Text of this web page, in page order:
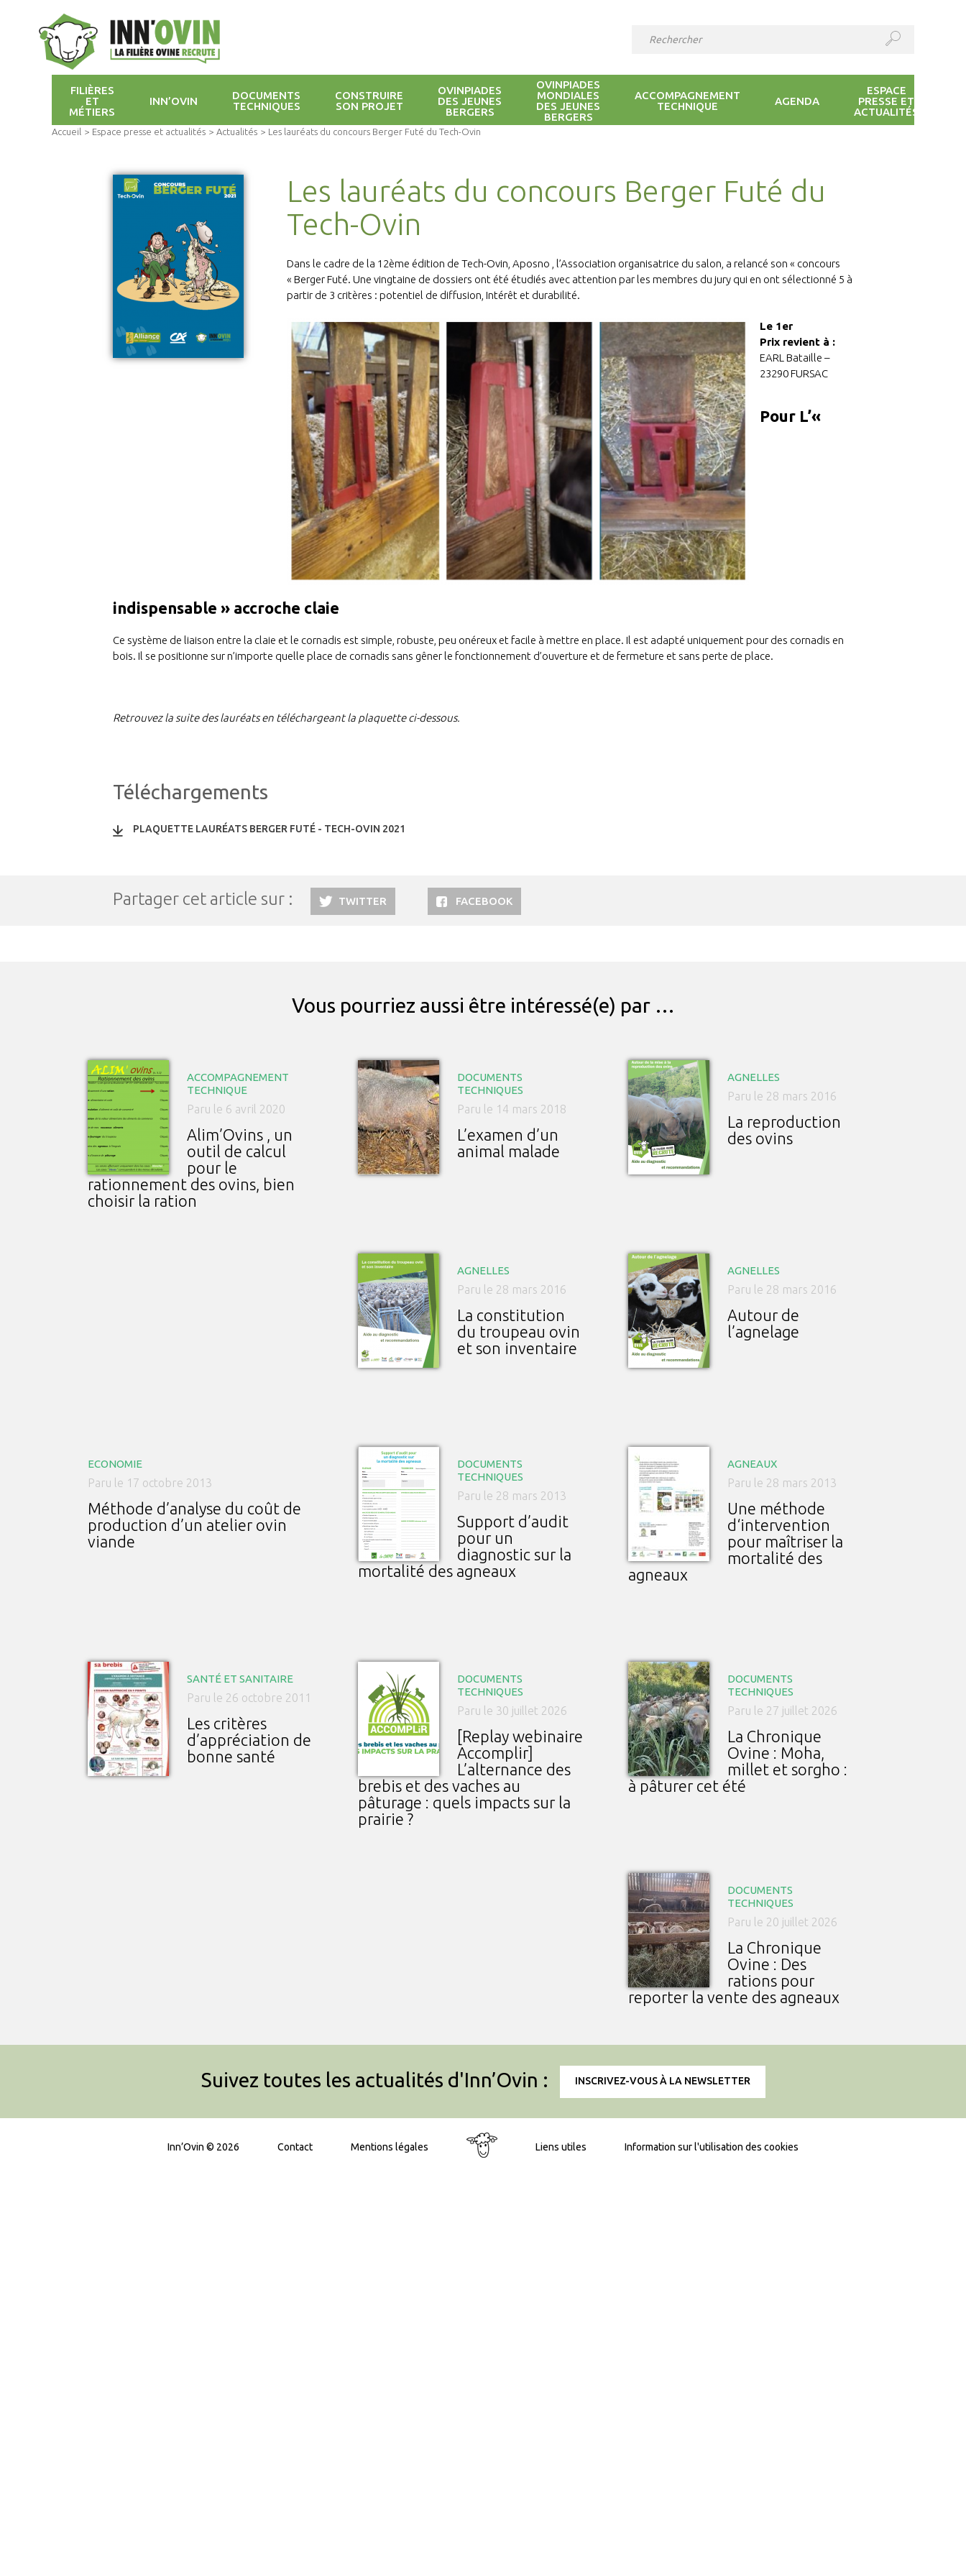
FILIÈRES
ET
MÉTIERS
INN’OVIN
DOCUMENTS
TECHNIQUES
CONSTRUIRE
SON PROJET
OVINPIADES
DES JEUNES
BERGERS
OVINPIADES
MONDIALES
DES JEUNES
BERGERS
ACCOMPAGNEMENT
TECHNIQUE
AGENDA
ESPACE
PRESSE ET
ACTUALITÉS
Accueil > Espace presse et actualités > Actualités > Les lauréats du concours Berger Futé du Tech-Ovin
Les lauréats du concours Berger Futé du
Tech-Ovin
Dans le cadre de la 12ème édition de Tech-Ovin, Aposno , l’Association organisatrice du salon, a relancé son « concours
« Berger Futé. Une vingtaine de dossiers ont été étudiés avec attention par les membres du jury qui en ont sélectionné 5 à
partir de 3 critères : potentiel de diffusion, Intérêt et durabilité.
Le 1er
Prix revient à :
EARL Bataille –
23290 FURSAC
Pour L’«
indispensable » accroche claie
Ce système de liaison entre la claie et le cornadis est simple, robuste, peu onéreux et facile à mettre en place. Il est adapté uniquement pour des cornadis en
bois. Il se positionne sur n’importe quelle place de cornadis sans gêner le fonctionnement d’ouverture et de fermeture et sans perte de place.
Retrouvez la suite des lauréats en téléchargeant la plaquette ci-dessous.
Téléchargements
PLAQUETTE LAURÉATS BERGER FUTÉ - TECH-OVIN 2021
Partager cet article sur : TWITTER FACEBOOK
Vous pourriez aussi être intéressé(e) par …
ACCOMPAGNEMENT
TECHNIQUE
Paru le 6 avril 2020
Alim’Ovins , un
outil de calcul
pour le
rationnement des ovins, bien
choisir la ration
DOCUMENTS
TECHNIQUES
Paru le 14 mars 2018
L’examen d’un
animal malade
AGNELLES
Paru le 28 mars 2016
La reproduction
des ovins
AGNELLES
Paru le 28 mars 2016
La constitution
du troupeau ovin
et son inventaire
AGNELLES
Paru le 28 mars 2016
Autour de
l’agnelage
ECONOMIE
Paru le 17 octobre 2013
Méthode d’analyse du coût de
production d’un atelier ovin
viande
DOCUMENTS
TECHNIQUES
Paru le 28 mars 2013
Support d’audit
pour un
diagnostic sur la
mortalité des agneaux
AGNEAUX
Paru le 28 mars 2013
Une méthode
d‘intervention
pour maîtriser la
mortalité des
agneaux
SANTÉ ET SANITAIRE
Paru le 26 octobre 2011
Les critères
d’appréciation de
bonne santé
DOCUMENTS
TECHNIQUES
Paru le 30 juillet 2026
[Replay webinaire
Accomplir]
L’alternance des
brebis et des vaches au
pâturage : quels impacts sur la
prairie ?
DOCUMENTS
TECHNIQUES
Paru le 27 juillet 2026
La Chronique
Ovine : Moha,
millet et sorgho :
à pâturer cet été
DOCUMENTS
TECHNIQUES
Paru le 20 juillet 2026
La Chronique
Ovine : Des
rations pour
reporter la vente des agneaux
Suivez toutes les actualités d'Inn’Ovin : INSCRIVEZ-VOUS À LA NEWSLETTER
Inn’Ovin © 2026 Contact Mentions légales Liens utiles Information sur l'utilisation des cookies